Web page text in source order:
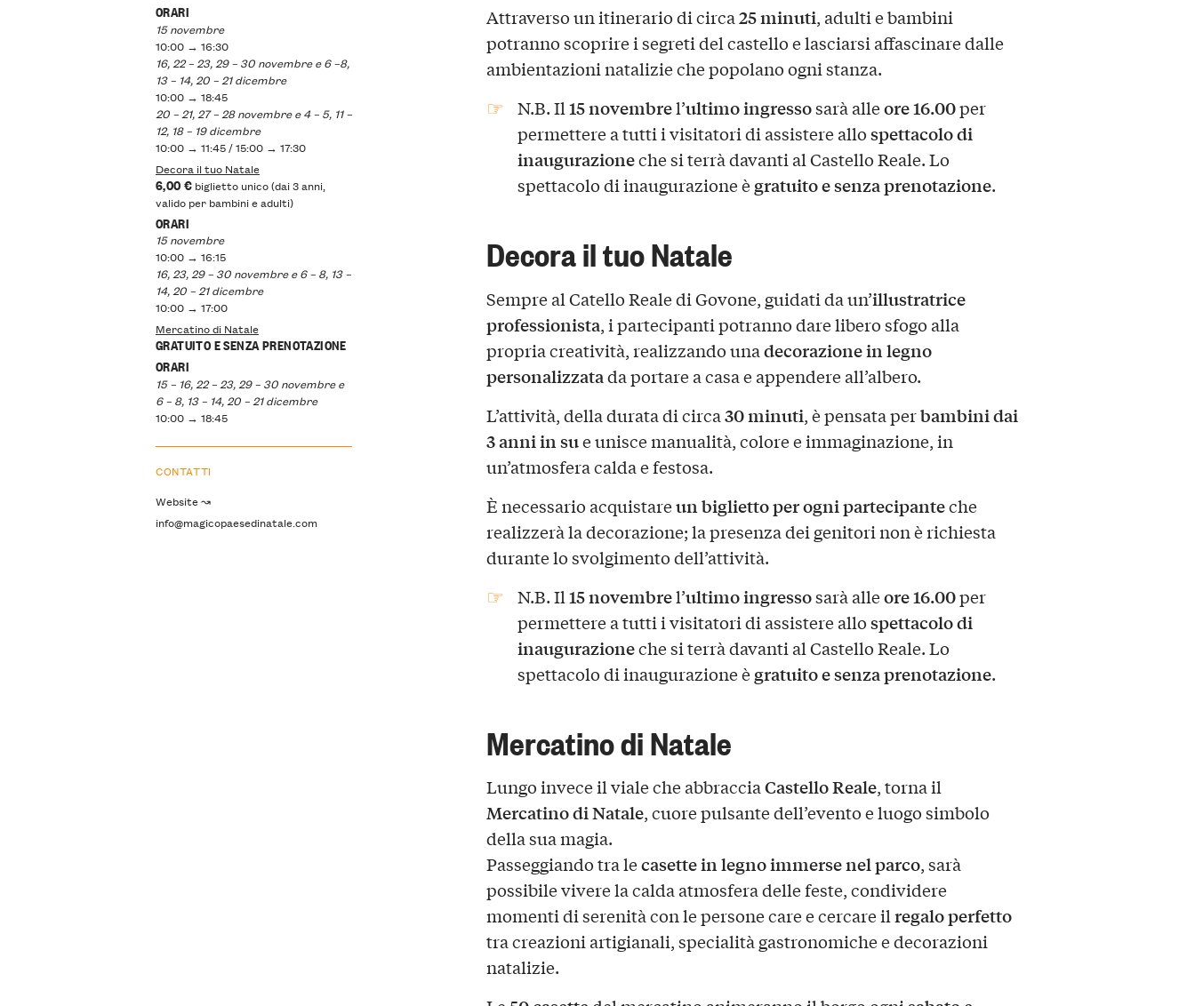
Attraverso un itinerario di circa25 minuti, adulti e bambini
potranno scoprire i segreti del castello e lasciarsi affascinare dalle
ambientazioni natalizie che popolano ogni stanza.
N.B. Il15 novembrel’ultimo ingressosarà alleore 16.00per
permettere a tutti i visitatori di assistere allospettacolo di
inaugurazioneche si terrà davanti al Castello Reale. Lo
spettacolo di inaugurazione ègratuito e senza prenotazione.
Decora il tuo Natale
Sempre al Catello Reale di Govone, guidati da un’illustratrice
professionista, i partecipanti potranno dare libero sfogo alla
propria creatività, realizzando unadecorazione in legno
personalizzatada portare a casa e appendere all’albero.
L’attività, della durata di circa30 minuti, è pensata perbambini dai
3 anni in sue unisce manualità, colore e immaginazione, in
un’atmosfera calda e festosa.
È necessario acquistareun biglietto per ogni partecipanteche
realizzerà la decorazione; la presenza dei genitori non è richiesta
durante lo svolgimento dell’attività.
N.B. Il15 novembrel’ultimo ingressosarà alleore 16.00per
permettere a tutti i visitatori di assistere allospettacolo di
inaugurazioneche si terrà davanti al Castello Reale. Lo
spettacolo di inaugurazione ègratuito e senza prenotazione.
Mercatino di Natale
Lungo invece il viale che abbracciaCastello Reale, torna il
Mercatino di Natale, cuore pulsante dell’evento e luogo simbolo
della sua magia.
Passeggiando tra lecasette in legno immerse nel parco, sarà
possibile vivere la calda atmosfera delle feste, condividere
momenti di serenità con le persone care e cercare ilregalo perfetto
tra creazioni artigianali, specialità gastronomiche e decorazioni
natalizie.
ORARI
15 novembre
10:00 → 16:30
16, 22 – 23, 29 – 30 novembre e 6 –8,
13 – 14, 20 – 21 dicembre
10:00 → 18:45
20 – 21, 27 – 28 novembre e 4 – 5, 11 –
12, 18 – 19 dicembre
10:00 → 11:45 / 15:00 → 17:30
Decora il tuo Natale
6,00 € biglietto unico (dai 3 anni,
valido per bambini e adulti)
ORARI
15 novembre
10:00 → 16:15
16, 23, 29 – 30 novembre e 6 – 8, 13 –
14, 20 – 21 dicembre
10:00 → 17:00
Mercatino di Natale
GRATUITO E SENZA PRENOTAZIONE
ORARI
15 – 16, 22 – 23, 29 – 30 novembre e
6 – 8, 13 – 14, 20 – 21 dicembre
10:00 → 18:45
CONTATTI
Website ↝
info@magicopaesedinatale.com